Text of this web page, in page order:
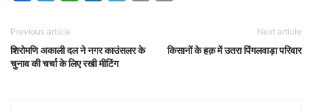
Previous article
शिरोमणि अकाली दल ने नगर काउंसलर के
चुनाव की चर्चा के लिए रखी मीटिंग
Next article
किसानों के हक़ में उतरा पिंगलवाड़ा परिवार